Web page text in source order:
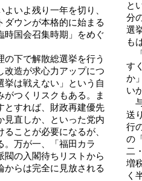
いよ残り一年を切り、
ダウンが本格的に始まる
時国会召集時期」をめぐ
下で解散総選挙を行う
改造が求心力アップにつ
挙は戦えない」という自
がつくリスクもある。ま
とすれば、財政再建優先
見直しか、といった党内
ことが必要になるが、
。万が一、「福田カラ
閥の入閣待ちリストから
からは完全に見放される
と
分
選
も
「
す
か
い
与
送
行
の
二
増
く